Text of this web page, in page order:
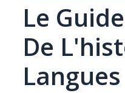
Le
De
Langues